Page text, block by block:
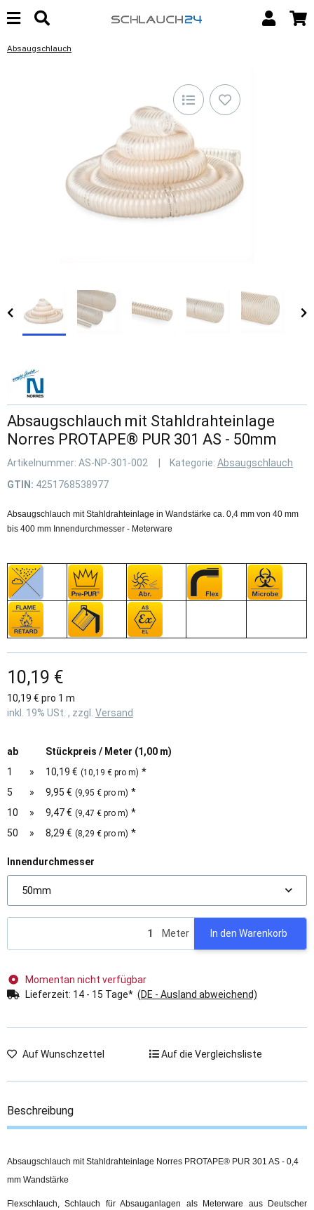
Absaugschlauch
Absaugschlauch mit Stahldrahteinlage
Norres PROTAPE® PUR 301 AS - 50mm
Artikelnummer: AS-NP-301-002 Kategorie: Absaugschlauch
GTIN: 4251768538977
Absaugschlauch mit Stahldrahteinlage in Wandstärke ca. 0,4 mm von 40 mm
bis 400 mm Innendurchmesser - Meterware
10,19 €
10,19 € pro 1 m
inkl. 19% USt. , zzgl. Versand
ab
Stückpreis / Meter (1,00 m)
1
» 10,19 € (10,19 € pro m) *
5
» 9,95 € (9,95 € pro m) *
10
» 9,47 € (9,47 € pro m) *
50
» 8,29 € (8,29 € pro m) *
Innendurchmesser
50mm
Meter In den Warenkorb
Momentan nicht verfügbar
Lieferzeit: 14 - 15 Tage* (DE - Ausland abweichend)
Auf Wunschzettel Auf die Vergleichsliste
Beschreibung
Absaugschlauch mit Stahldrahteinlage Norres PROTAPE® PUR 301 AS - 0,4
mm Wandstärke
Flexschlauch, Schlauch für Absauganlagen als Meterware aus Deutscher